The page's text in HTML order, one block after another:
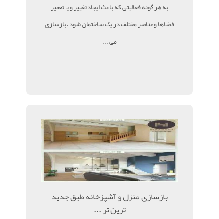
به هر گونه فعالیتی که باعث ایجاد تغییر و یا تعمیر
فضاها و عناصر مختلف در یک ساختمان شود ، بازسازی
می ...
بازسازی منزل و آشپزخانه طبق جدید
ترین تر ...